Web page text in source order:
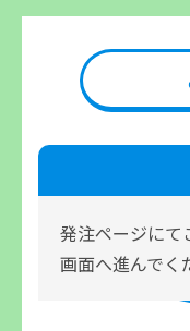
発注ページにて
画面へ進んでく